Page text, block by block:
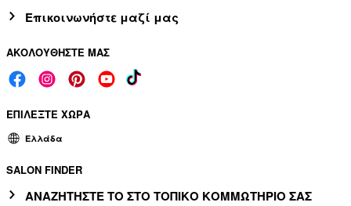
Επικοινωνήστε μαζί μας
ΑΚΟΛΟΥΘΗΣΤΕ ΜΑΣ
ΕΠΙΛΕΞΤΕ ΧΩΡΑ
Ελλάδα
SALON FINDER
ΑΝΑΖΗΤΗΣΤΕ ΤΟ ΣΤΟ ΤΟΠΙΚΟ ΚΟΜΜΩΤΗΡΙΟ ΣΑΣ